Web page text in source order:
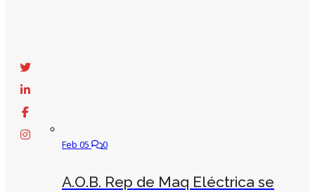
Feb 05 0
A.O.B. Rep de Maq Eléctrica se